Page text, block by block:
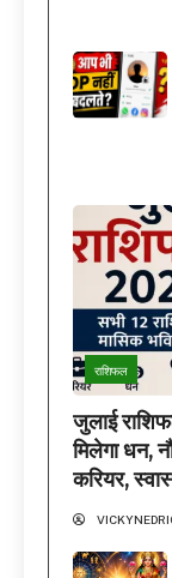
राशिफल
जुलाई
मिलेगा धन,
करियर,